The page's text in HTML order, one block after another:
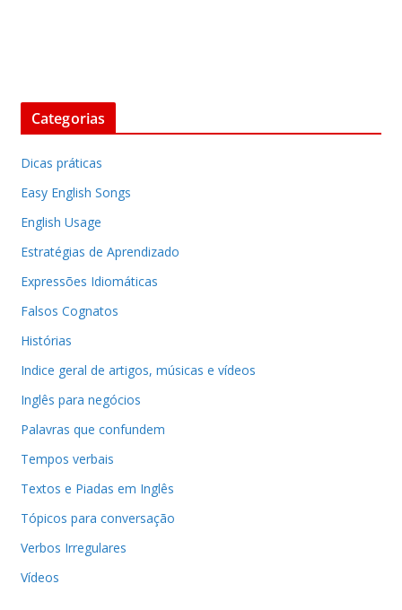
Categorias
Dicas práticas
Easy English Songs
English Usage
Estratégias de Aprendizado
Expressões Idiomáticas
Falsos Cognatos
Histórias
Indice geral de artigos, músicas e vídeos
Inglês para negócios
Palavras que confundem
Tempos verbais
Textos e Piadas em Inglês
Tópicos para conversação
Verbos Irregulares
Vídeos